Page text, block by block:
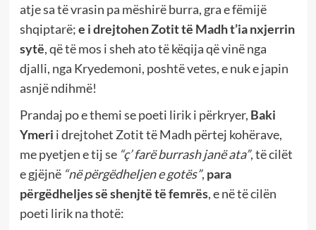
atje sa të vrasin pa mëshirë burra, gra e fëmijë
shqiptarë;e i drejtohen Zotit të Madh t’ia nxjerrin
sytë, që të mos i sheh ato të këqija që vinë nga
djalli, nga Kryedemoni, poshtë vetes, e nuk e japin
asnjë ndihmë!
Prandaj po e themi se poeti lirik i përkryer, Baki
Ymeri i drejtohet Zotit të Madh përtej kohërave,
me pyetjen e tij se “ç’ farë burrash janë ata”, të cilët
e gjëjnë “në përgëdheljen e gotës”, para
përgëdheljes së shenjtë të femrës, e në të cilën
poeti lirik na thotë: